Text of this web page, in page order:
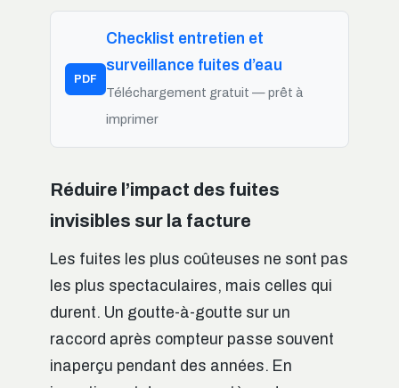
PDF
Checklist entretien et
surveillance fuites d’eau
Téléchargement gratuit — prêt à
imprimer
Réduire l’impact des fuites
invisibles sur la facture
Les fuites les plus coûteuses ne sont pas
les plus spectaculaires, mais celles qui
durent. Un goutte-à-goutte sur un
raccord après compteur passe souvent
inaperçu pendant des années. En